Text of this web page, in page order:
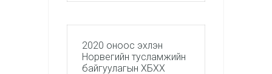
2020 оноос эхлэн
Норвегийн тусламжийн
байгуулагын ХБХХ